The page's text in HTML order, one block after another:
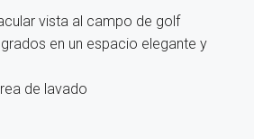
vista al campo de golf
en un espacio elegante y
de lavado